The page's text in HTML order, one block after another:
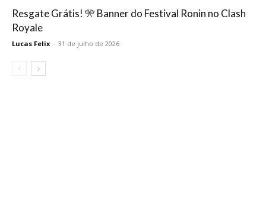
Resgate Grátis! 🎌 Banner do Festival Ronin no Clash
Royale
Lucas Felix - 31 de julho de 2026